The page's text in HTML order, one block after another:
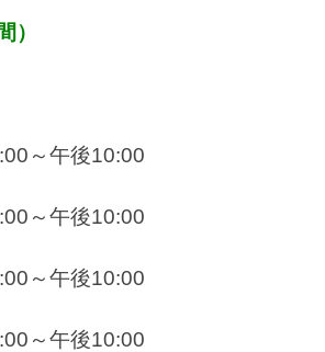
）
～午後10:00
～午後10:00
～午後10:00
～午後10:00